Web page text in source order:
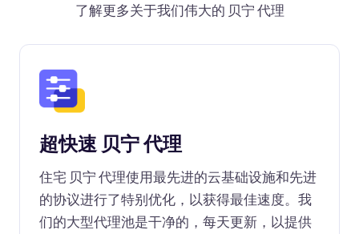
了解更多关于我们伟大的 贝宁 代理
超快速 贝宁 代理
住宅 贝宁 代理使用最先进的云基础设施和先进
的协议进行了特别优化，以获得最佳速度。我
们的大型代理池是干净的，每天更新，以提供